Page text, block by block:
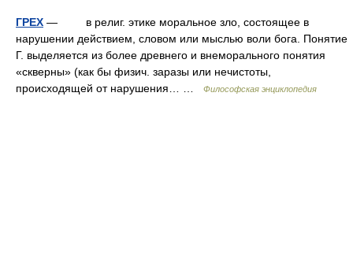
ГРЕХ — в религ. этике моральное зло, состоящее в
нарушении действием, словом или мыслью воли бога. Понятие
Г. выделяется из более древнего и внеморального понятия
«скверны» (как бы физич. заразы или нечистоты,
происходящей от нарушения… …
Философская энциклопедия